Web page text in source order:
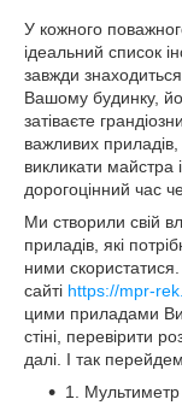
У кожного
ідеальний список
завжди
Вашому будинку,
затіваєте
важливих
викликати майстра
дорогоцінний час
Ми створили свій
приладів, які
ними
сайті https://mpr-
цими приладами
стіні, перевірити
далі. І так
1.